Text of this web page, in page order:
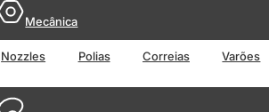
Mecânica
Nozzles Polias Correias Varões